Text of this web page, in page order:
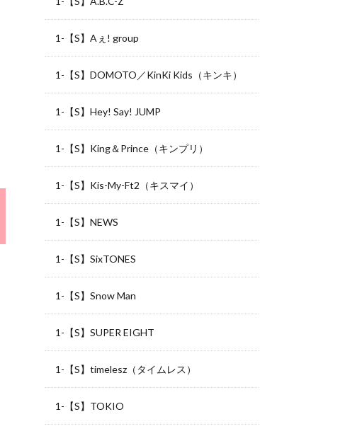
1-【S】Aぇ! group
1-【S】DOMOTO／KinKi Kids（キンキ）
1-【S】Hey! Say! JUMP
1-【S】King＆Prince（キンプリ）
1-【S】Kis-My-Ft2（キスマイ）
1-【S】NEWS
1-【S】SixTONES
1-【S】Snow Man
1-【S】SUPER EIGHT
1-【S】timelesz（タイムレス）
1-【S】TOKIO